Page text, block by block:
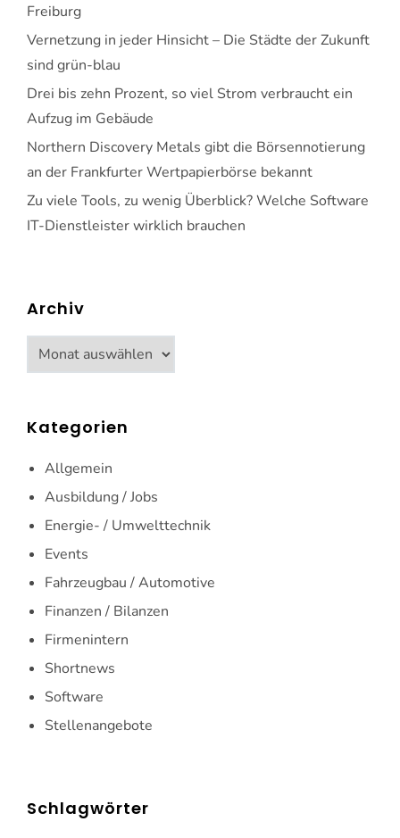
Freiburg
Vernetzung in jeder Hinsicht – Die Städte der Zukunft
sind grün-blau
Drei bis zehn Prozent, so viel Strom verbraucht ein
Aufzug im Gebäude
Northern Discovery Metals gibt die Börsennotierung
an der Frankfurter Wertpapierbörse bekannt
Zu viele Tools, zu wenig Überblick? Welche Software
IT-Dienstleister wirklich brauchen
Archiv
Archiv
Kategorien
Allgemein
Ausbildung / Jobs
Energie- / Umwelttechnik
Events
Fahrzeugbau / Automotive
Finanzen / Bilanzen
Firmenintern
Shortnews
Software
Stellenangebote
Schlagwörter